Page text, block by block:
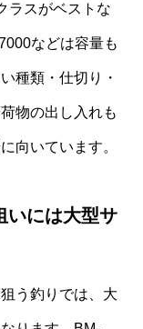
ラスがベストな
などは容量も
種類・仕切り・
物の出し入れも
向いています。
いには大型サ
う釣りでは、大